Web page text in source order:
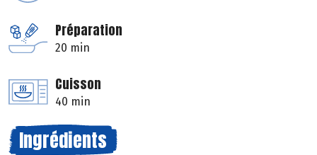
Préparation
20 min
Cuisson
40 min
Ingrédients